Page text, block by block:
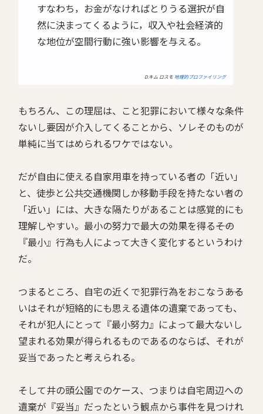
すなわち，お金がなければとりうる選択が自
然に決まってくるように，収入や社会経済的
な地位が空間行動に強い影響を与える。
D.キム ロスモ地理的プロファイリング
もちろん、この理屈は、こと犯罪において様々な条件
ないし要因が介入してくることから、ソレそのものが
単純に当てはめられるワケではない。
だが自由に使える自家用車を持っている者の「近い」
と、徒歩と公共交通機関しか移動手段を持たない者の
「近い」には、大きな隔たりがあることは感覚的にも
理解しやすい。最小の努力で最大の効果を得る――その
『最小』行為も人によって大きく変化するというわけ
だ。
つまるところ、自宅の近くで犯罪行為をおこなう――ある
いはそれが短絡的にも思える遺体の遺棄であっても、
それが犯人にとって『最小努力』によって最大ないし
望まれる効果が得られるものであるのならば、それが
妥当であったと考えられる。
そして井の頭公園でのケース、つまりは自宅周辺への
遺棄が『妥当』だったという観点から事件を見つけれ